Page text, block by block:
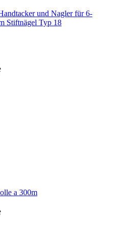
und Nagler für 6-
Stiftnägel Typ 18
a 300m